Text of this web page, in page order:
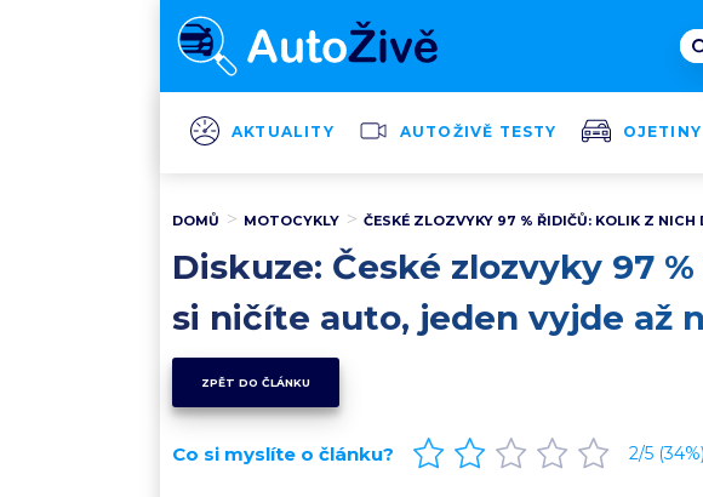
AKTUALITY AUTOŽIVĚ TESTY OJETINY
DOMŮ MOTOCYKLY ČESKÉ ZLOZVYKY 97 % ŘIDIČŮ: KOLIK Z NICH
Diskuze: České zlozvyky 97
si ničíte auto, jeden vyjde až
ZPĚT DO ČLÁNKU
Co si myslíte o článku? 2/5 (34